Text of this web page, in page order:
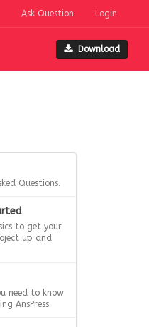
Ask Question Login
Download
Questions.
to get your
up and
need to know
AnsPress.